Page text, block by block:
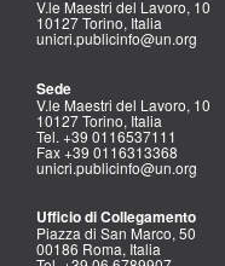
V.le Maestri del Lavoro, 10
10127 Torino, Italia
unicri.publicinfo@un.org
Sede
V.le Maestri del Lavoro, 10
10127 Torino, Italia
Tel. +39 0116537111
Fax +39 0116313368
unicri.publicinfo@un.org
Ufficio di Collegamento
Piazza di San Marco, 50
00186 Roma, Italia